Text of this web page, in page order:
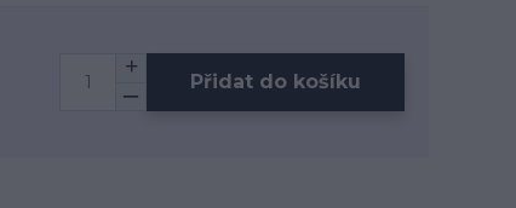
Přidat do košíku